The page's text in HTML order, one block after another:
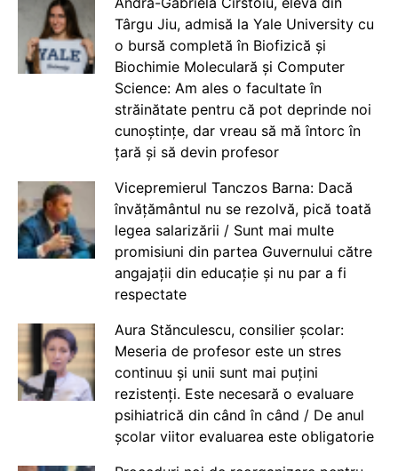
Târgu Jiu, admisă la Yale University cu
o bursă completă în Biofizică și
Biochimie Moleculară și Computer
Science: Am ales o facultate în
străinătate pentru că pot deprinde noi
cunoștințe, dar vreau să mă întorc în
țară și să devin profesor
Vicepremierul Tanczos Barna: Dacă
învățământul nu se rezolvă, pică toată
legea salarizării / Sunt mai multe
promisiuni din partea Guvernului către
angajații din educație și nu par a fi
respectate
Aura Stănculescu, consilier școlar:
Meseria de profesor este un stres
continuu și unii sunt mai puțini
rezistenți. Este necesară o evaluare
psihiatrică din când în când / De anul
școlar viitor evaluarea este obligatorie